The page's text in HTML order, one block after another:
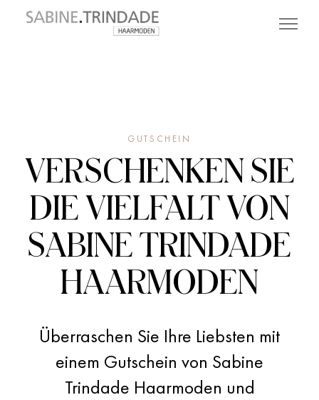
GUTSCHEIN
VERSCHENKEN SIE
DIE VIELFALT VON
SABINE TRINDADE
HAARMODEN
Überraschen Sie Ihre Liebsten mit
einem Gutschein von Sabine
Trindade Haarmoden und